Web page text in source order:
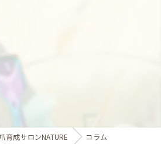
育成サロンNATURE コラム